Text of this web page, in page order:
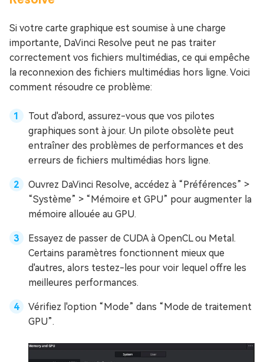
Si votre carte graphique est soumise à une charge
importante, DaVinci Resolve peut ne pas traiter
correctement vos fichiers multimédias, ce qui empêche
la reconnexion des fichiers multimédias hors ligne. Voici
comment résoudre ce problème:
Tout d'abord, assurez-vous que vos pilotes
graphiques sont à jour. Un pilote obsolète peut
entraîner des problèmes de performances et des
erreurs de fichiers multimédias hors ligne.
Ouvrez DaVinci Resolve, accédez à “Préférences” >
“Système” > “Mémoire et GPU” pour augmenter la
mémoire allouée au GPU.
Essayez de passer de CUDA à OpenCL ou Metal.
Certains paramètres fonctionnent mieux que
d'autres, alors testez-les pour voir lequel offre les
meilleures performances.
Vérifiez l'option “Mode” dans “Mode de traitement
GPU”.